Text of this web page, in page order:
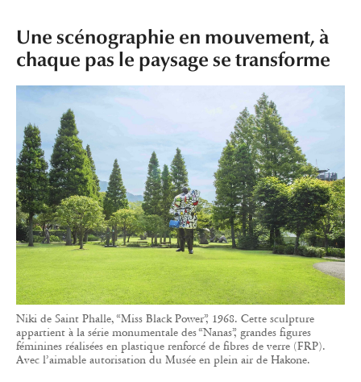
Une scénographie en mouvement, à
chaque pas le paysage se transforme
Niki de Saint Phalle, “Miss Black Power”, 1968. Cette sculpture
appartient à la série monumentale des “Nanas”, grandes figures
féminines réalisées en plastique renforcé de fibres de verre (FRP).
Avec l’aimable autorisation du Musée en plein air de Hakone.